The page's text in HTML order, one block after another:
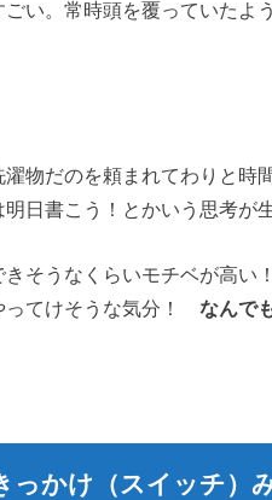
い。常時頭を覆っていたよ
物だのを頼まれてわりと時
日書こう！とかいう思考が
きそうなくらいモチベが高
ってけそうな気分！ なんで
っかけ（スイッチ）